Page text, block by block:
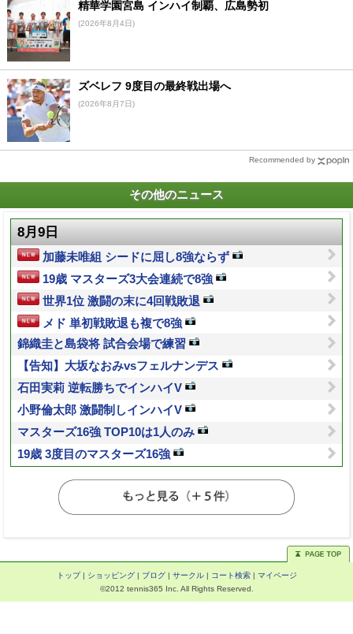
精華学園宮島 インハイ制覇、広島勢初
(2026年8月4日)
ズベレフ 9度目の最終戦出場へ
(2026年8月7日)
Recommended by
その他のニュース
8月9日
加藤未唯組 シードに屈し8強ならず
19歳 マスターズ3大会連続で8強
世界1位 激闘の末に4回戦敗退
メド 単初戦敗退も複で8強
錦織圭と島袋将 試合会場で練習
【告知】大坂なおみvsフェルナンデス
石田実莉 逆転勝ちでインハイV
小野倫太郎 激闘制しインハイV
マスターズ16強 TOP10は1人のみ
19歳 3度目のマスターズ16強
トップ| ショッピング| ブログ| サークル| コート検索| マイページ
©2012 tennis365 Inc. All Rights Reserved.